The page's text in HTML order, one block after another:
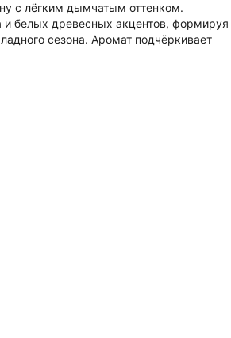
с лёгким дымчатым оттенком.
белых древесных акцентов, формируя
сезона. Аромат подчёркивает